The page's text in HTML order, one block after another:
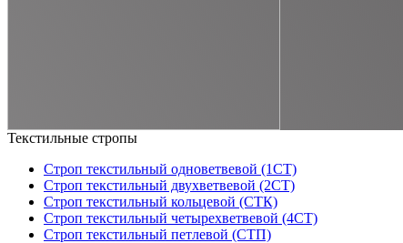
Текстильные стропы
Строп текстильный одноветвевой (1СТ)
Строп текстильный двухветвевой (2СТ)
Строп текстильный кольцевой (СТК)
Строп текстильный четырехветвевой (4СТ)
Строп текстильный петлевой (СТП)